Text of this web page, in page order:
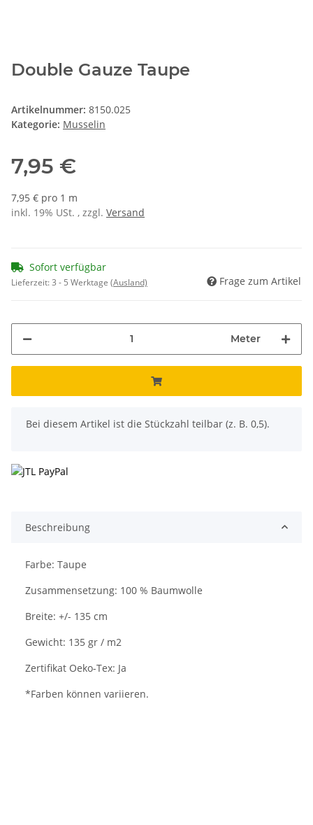
Double Gauze Taupe
Artikelnummer: 8150.025
Kategorie: Musselin
7,95 €
7,95 € pro 1 m
inkl. 19% USt. , zzgl. Versand
Sofort verfügbar
Lieferzeit:3 - 5 Werktage (Ausland) Frage zum Artikel
Meter
x
Bei diesem Artikel ist die Stückzahl teilbar (z. B. 0,5).
Beschreibung
Farbe: Taupe
Zusammensetzung: 100 % Baumwolle
Breite: +/- 135 cm
Gewicht: 135 gr / m2
Zertifikat Oeko-Tex: Ja
*Farben können variieren.